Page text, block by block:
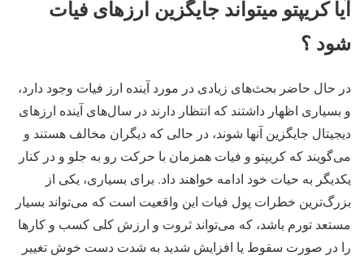
آیا کریپتو میتواند جایگزین ارزهای فیات
شود ؟
در حال حاضر بحث‌های زیادی در مورد آینده ارز فیات وجود دارد،
و بسیاری اظهار داشتند که انتظار دارند در سال‌های آینده ارزهای
دیجیتال جایگزین آنها شوند، در حالی که دیگران مخالف هستند و
می‌گویند که کریپتو و فیات همزمان با حرکت رو به جلو و در کنار
یکدیگر به حیات خود ادامه خواهند داد. برای بسیاری، یکی از
بزرگ‌ترین خطرات پول فیات این واقعیت است که می‌تواند بسیار
مستعد تورم باشد، که می‌تواند ثروت و ارزش کلی کسب و کارها
را در صورت سقوط یا افزایش شدید به شدت دست خوش تغییر